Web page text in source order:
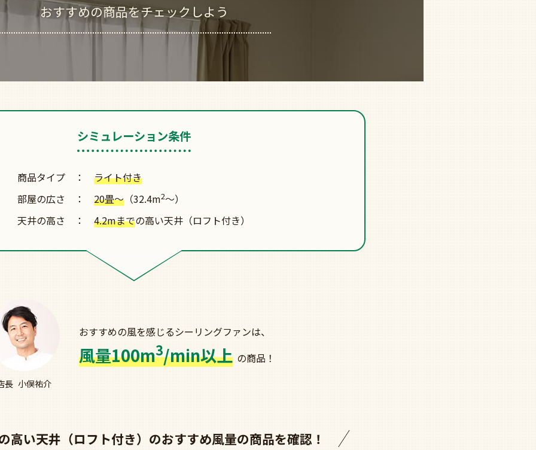
おすすめの商品をチェックしよう
シミュレーション条件
商品タイプ
ライト付き
部屋の広さ
20畳～ （32.4m2～）
天井の高さ
4.2mまでの高い天井（ロフト付き）
長 小俣祐介
おすすめの風を感じるシーリングファンは、
風量100m3/min以上 の商品！
高い天井（ロフト付き）のおすすめ風量の商品を確認！